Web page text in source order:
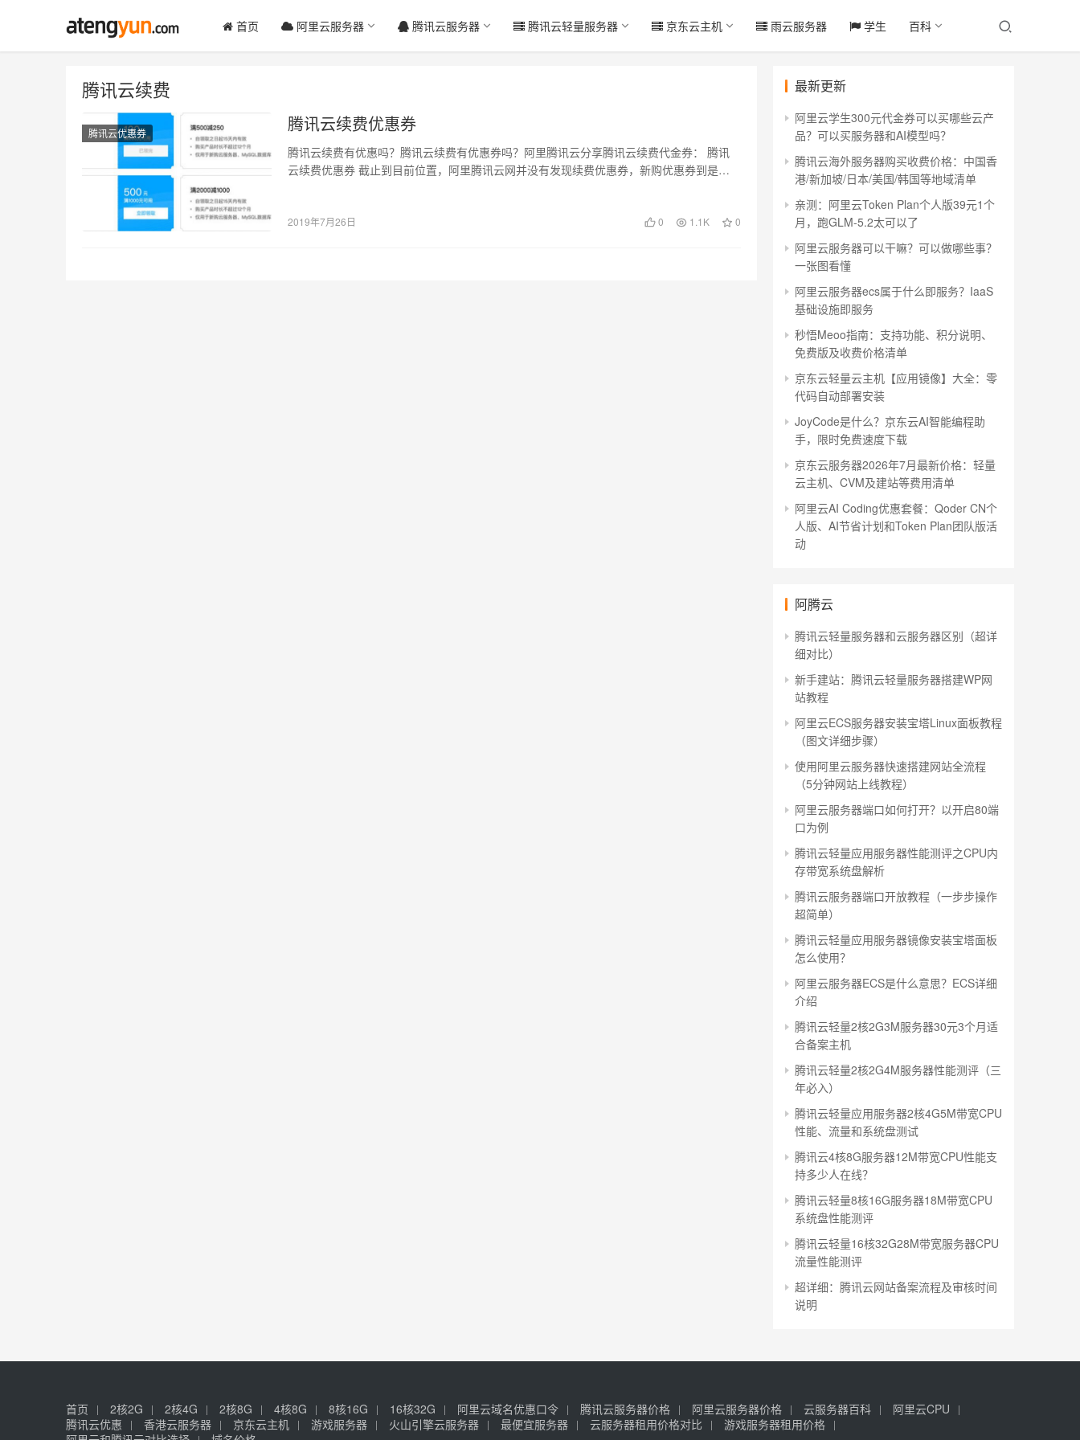
首页 阿里云服务器 腾讯云服务器 腾讯云轻量服务器 京东云主机 雨云服务器 学生 百科
腾讯云续费
腾讯云优惠券 腾讯云续费优惠券
腾讯云续费有优惠吗？腾讯云续费有优惠券吗？阿里腾讯云分享腾讯云续费代金券： 腾讯
云续费优惠券 截止到目前位置，阿里腾讯云网并没有发现续费优惠券，新购优惠券到是有
2019年7月26日 0 1.1K 0
最新更新
阿里云学生300元代金券可以买哪些云产
品？可以买服务器和AI模型吗？
腾讯云海外服务器购买收费价格：中国香
港/新加坡/日本/美国/韩国等地域清单
亲测：阿里云Token Plan个人版39元1个
月，跑GLM-5.2太可以了
阿里云服务器可以干嘛？可以做哪些事？
一张图看懂
阿里云服务器ecs属于什么即服务？IaaS
基础设施即服务
秒悟Meoo指南：支持功能、积分说明、
免费版及收费价格清单
京东云轻量云主机【应用镜像】大全：零
代码自动部署安装
JoyCode是什么？京东云AI智能编程助
手，限时免费速度下载
京东云服务器2026年7月最新价格：轻量
云主机、CVM及建站等费用清单
阿里云AI Coding优惠套餐：Qoder CN个
人版、AI节省计划和Token Plan团队版活
动
阿腾云
腾讯云轻量服务器和云服务器区别（超详
细对比）
新手建站：腾讯云轻量服务器搭建WP网
站教程
阿里云ECS服务器安装宝塔Linux面板教程
（图文详细步骤）
使用阿里云服务器快速搭建网站全流程
（5分钟网站上线教程）
阿里云服务器端口如何打开？以开启80端
口为例
腾讯云轻量应用服务器性能测评之CPU内
存带宽系统盘解析
腾讯云服务器端口开放教程（一步步操作
超简单）
腾讯云轻量应用服务器镜像安装宝塔面板
怎么使用？
阿里云服务器ECS是什么意思？ECS详细
介绍
腾讯云轻量2核2G3M服务器30元3个月适
合备案主机
腾讯云轻量2核2G4M服务器性能测评（三
年必入）
腾讯云轻量应用服务器2核4G5M带宽CPU
性能、流量和系统盘测试
腾讯云4核8G服务器12M带宽CPU性能支
持多少人在线？
腾讯云轻量8核16G服务器18M带宽CPU
系统盘性能测评
腾讯云轻量16核32G28M带宽服务器CPU
流量性能测评
超详细：腾讯云网站备案流程及审核时间
说明
首页 2核2G 2核4G 2核8G 4核8G 8核16G 16核32G 阿里云域名优惠口令 腾讯云服务器价格 阿里云服务器价格 云服务器百科
阿里云CPU
腾讯云优惠
香港云服务器 京东云主机 游戏服务器 火山引擎云服务器 最便宜服务器 云服务器租用价格对比
游戏服务器租用价格